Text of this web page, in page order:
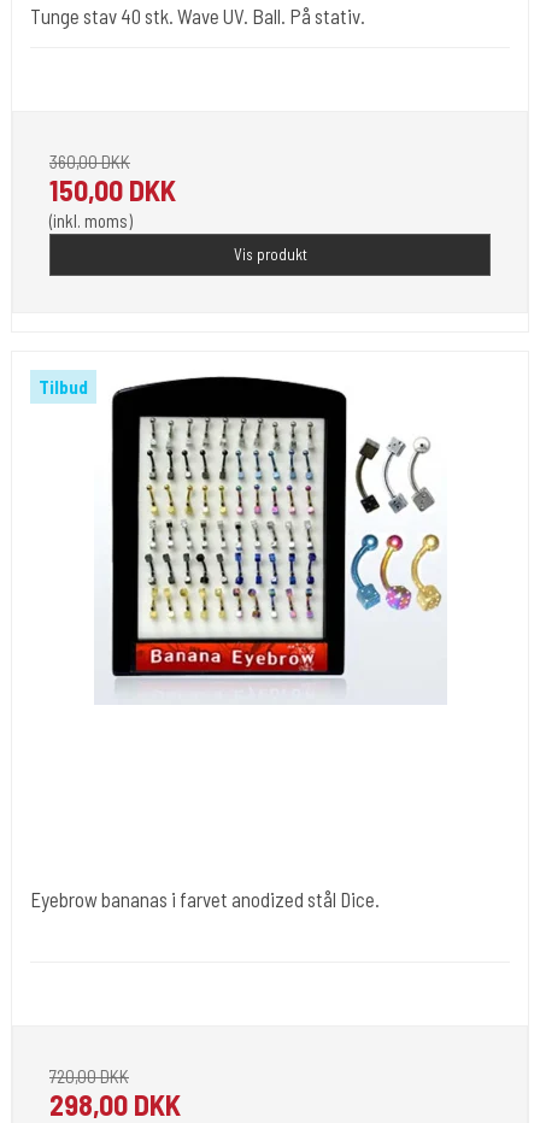
Tunge stav 40 stk. Wave UV. Ball. På stativ.
360,00 DKK
150,00 DKK
(inkl. moms)
Vis produkt
Tilbud
Eyebrow bananas i farvet anodized stål Dice.
720,00 DKK
298,00 DKK